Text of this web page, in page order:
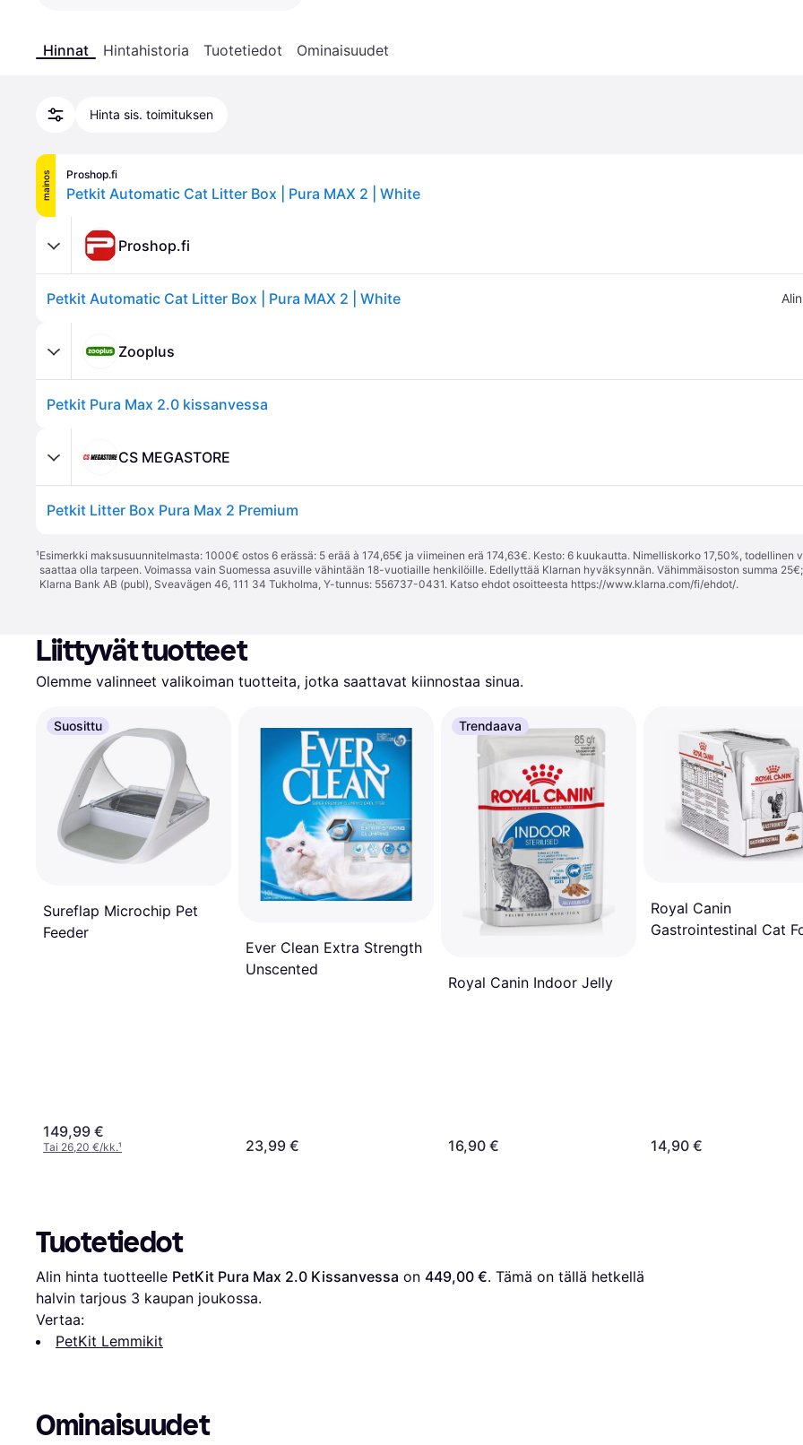
Hinnat Hintahistoria Tuotetiedot Ominaisuudet
Hinta sis. toimituksen
mainos Proshop.fi
Petkit Automatic Cat Litter Box | Pura MAX 2 | White
Proshop.fi
Petkit Automatic Cat Litter Box | Pura MAX 2 | White
Zooplus
Petkit Pura Max 2.0 kissanvessa
CS MEGASTORE
Petkit Litter Box Pura Max 2 Premium
¹Esimerkki maksusuunnitelmasta: 1000€ ostos 6 erässä: 5 erää à 174,65€ ja viimeinen erä 174,63€. Kesto: 6 kuukautta. Nimelliskorko 17,50%,
saattaa olla tarpeen. Voimassa vain Suomessa asuville vähintään 18-vuotiaille henkilöille. Edellyttää Klarnan hyväksynnän. Vähimmäisoston summa
Klarna Bank AB (publ), Sveavägen 46, 111 34 Tukholma, Y-tunnus: 556737-0431. Katso ehdot osoitteesta https://www.klarna.com/fi/ehdot/.
Liittyvät tuotteet
Olemme valinneet valikoiman tuotteita, jotka saattavat kiinnostaa sinua.
Suosittu
Sureflap Microchip Pet
Feeder
149,99 €
Tai 26,20 €/kk.¹
Ever Clean Extra Strength
Unscented
23,99 €
Trendaava
Royal Canin Indoor Jelly
16,90 €
Royal Canin
Gastrointestinal Cat
14,90 €
Tuotetiedot
Alin hinta tuotteelle PetKit Pura Max 2.0 Kissanvessa on 449,00 €. Tämä on tällä hetkellä
halvin tarjous 3 kaupan joukossa.
Vertaa:
PetKit Lemmikit
Ominaisuudet